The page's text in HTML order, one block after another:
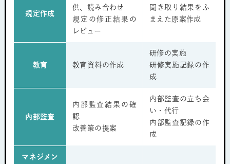
規定作成
供、読み合わせ
規定の修正結果の
レビュー
聞き取り結果をふ
まえた原案作成
教育 教育資料の作成
研修の実施
研修実施記録の作
成
内部監査
内部監査結果の確
認
改善策の提案
内部監査の立ち会
い・代行
内部監査記録の作
成
マネジメン